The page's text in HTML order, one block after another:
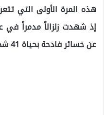
هذه المرة الأولى التي
عن خسائر فادحة بحياة 41 شخصاً وإصابة أكثر من 1600 آخرين.